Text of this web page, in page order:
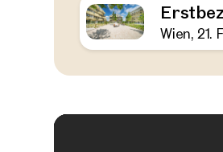
Wien, 21.